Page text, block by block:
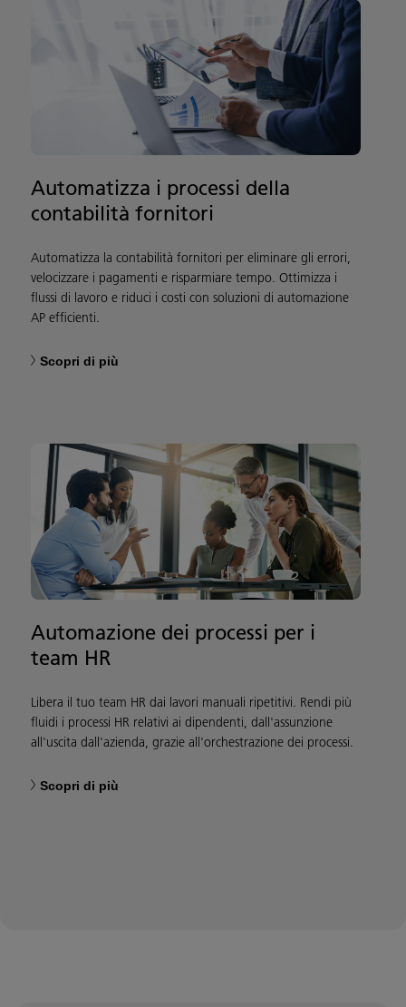
Automatizza i processi della
contabilità fornitori
Automatizza la contabilità fornitori per eliminare gli errori,
velocizzare i pagamenti e risparmiare tempo. Ottimizza i
flussi di lavoro e riduci i costi con soluzioni di automazione
AP efficienti.
Scopri di più
Automazione dei processi per i
team HR
Libera il tuo team HR dai lavori manuali ripetitivi. Rendi più
fluidi i processi HR relativi ai dipendenti, dall'assunzione
all'uscita dall'azienda, grazie all'orchestrazione dei processi.
Scopri di più